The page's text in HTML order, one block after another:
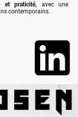
et praticité, avec une
contemporains.